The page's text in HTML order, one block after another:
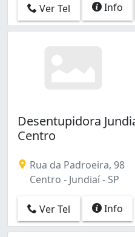
Ver Tel Info
Desentupidora
Centro
Rua da Padroeira, 98
Centro - Jundiaí - SP
Ver Tel Info